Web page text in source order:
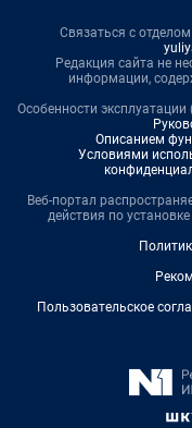
Связаться с
Редакция сайта не
информации,
Особенности
Описанием
Условиями
Веб-портал
действия по
Пользовательское